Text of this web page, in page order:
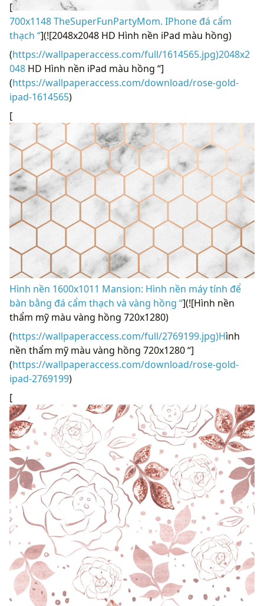
[
700x1148 TheSuperFunPartyMom. IPhone đá cẩm
thạch “](![2048x2048 HD Hình nền iPad màu hồng)
(https://wallpaperaccess.com/full/1614565.jpg)2048x2
048 HD Hình nền iPad màu hồng “]
(https://wallpaperaccess.com/download/rose-gold-
ipad-1614565)
[
Hình nền 1600x1011 Mansion: Hình nền máy tính để
bàn bằng đá cẩm thạch và vàng hồng “](![Hình nền
thẩm mỹ màu vàng hồng 720x1280)
(https://wallpaperaccess.com/full/2769199.jpg)Hình
nền thẩm mỹ màu vàng hồng 720x1280 “]
(https://wallpaperaccess.com/download/rose-gold-
ipad-2769199)
[